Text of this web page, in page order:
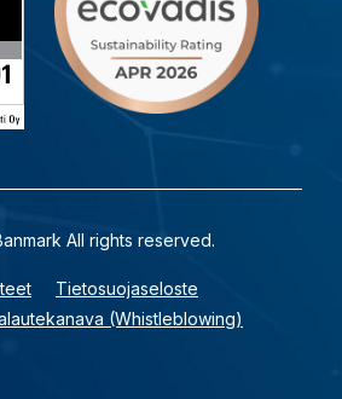
All rights reserved.
Tietosuojaseloste
(Whistleblowing)